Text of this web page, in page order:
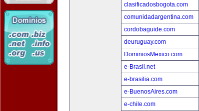
clasificadosbogota.com
comunidadargentina.com
cordobaguide.com
deuruguay.com
DominiosMexico.com
e-Brasil.net
e-brasilia.com
e-BuenosAires.com
e-chile.com